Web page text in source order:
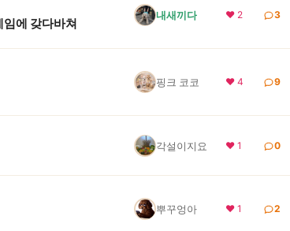
에 갖다바쳐
내새끼다 ❤ 2 3
핑크 코코 ❤ 4 9
각설이지요 ❤ 1 0
뿌꾸엉아 ❤ 1 2